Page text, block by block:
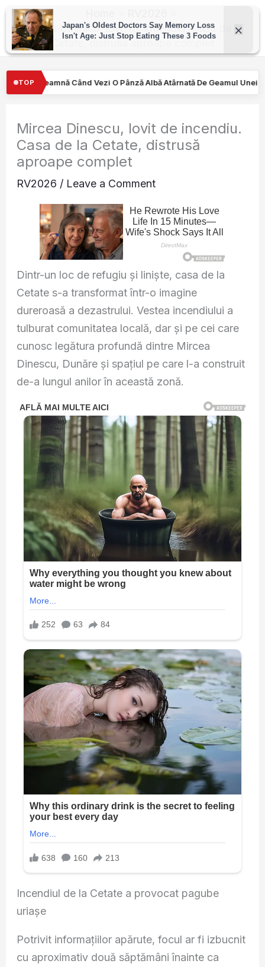
Skip
content
Mircea Dinescu, lovit de incendiu. Casa de la
Cetate, distrusă aproape complet
TOP
Pânză Albă Atârnată De Geamul Unei Mașini. Semnalul…
Mircea Dinescu, lovit de incendiu.
Casa de la Cetate, distrusă
aproape complet
RV2026 / Leave a Comment
Dintr-un loc de refugiu și liniște, casa de la
Cetate s-a transformat într-o imagine
dureroasă a dezastrului. Vestea incendiului a
tulburat comunitatea locală, dar și pe cei care
cunosc legătura profundă dintre Mircea
Dinescu, Dunăre și spațiul pe care l-a construit
de-a lungul anilor în această zonă.
Incendiul de la Cetate a provocat pagube
uriașe
Potrivit informațiilor apărute, focul ar fi izbucnit
cu aproximativ două săptămâni înainte ca